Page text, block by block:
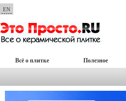
EN
Всё о плитке Полезное